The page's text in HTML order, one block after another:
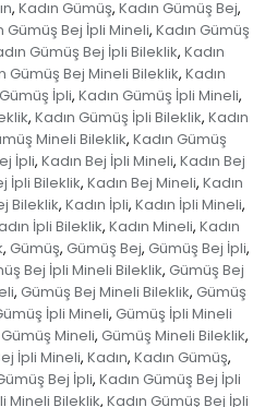
, Kadın Gümüş, Kadın Gümüş Bej,
Gümüş Bej İpli Mineli, Kadın Gümüş
Gümüş Bej İpli Bileklik, Kadın
Gümüş Bej Mineli Bileklik, Kadın
İpli, Kadın Gümüş İpli Mineli,
, Kadın Gümüş İpli Bileklik, Kadın
Mineli Bileklik, Kadın Gümüş
İpli, Kadın Bej İpli Mineli, Kadın Bej
İpli Bileklik, Kadın Bej Mineli, Kadın
Bileklik, Kadın İpli, Kadın İpli Mineli,
İpli Bileklik, Kadın Mineli, Kadın
, Gümüş, Gümüş Bej, Gümüş Bej İpli,
Bej İpli Mineli Bileklik, Gümüş Bej
, Gümüş Bej Mineli Bileklik, Gümüş
İpli Mineli, Gümüş İpli Mineli
Gümüş Mineli, Gümüş Mineli Bileklik,
İpli Mineli, Kadın, Kadın Gümüş,
Bej İpli, Kadın Gümüş Bej İpli
Mineli Bileklik, Kadın Gümüş Bej İpli